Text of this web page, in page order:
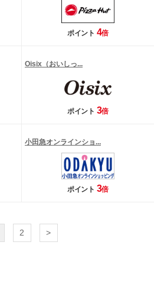
ポイント 4倍
Oisix（おいしっ...
ポイント 3倍
小田急オンラインショ...
ポイント 3倍
2 >